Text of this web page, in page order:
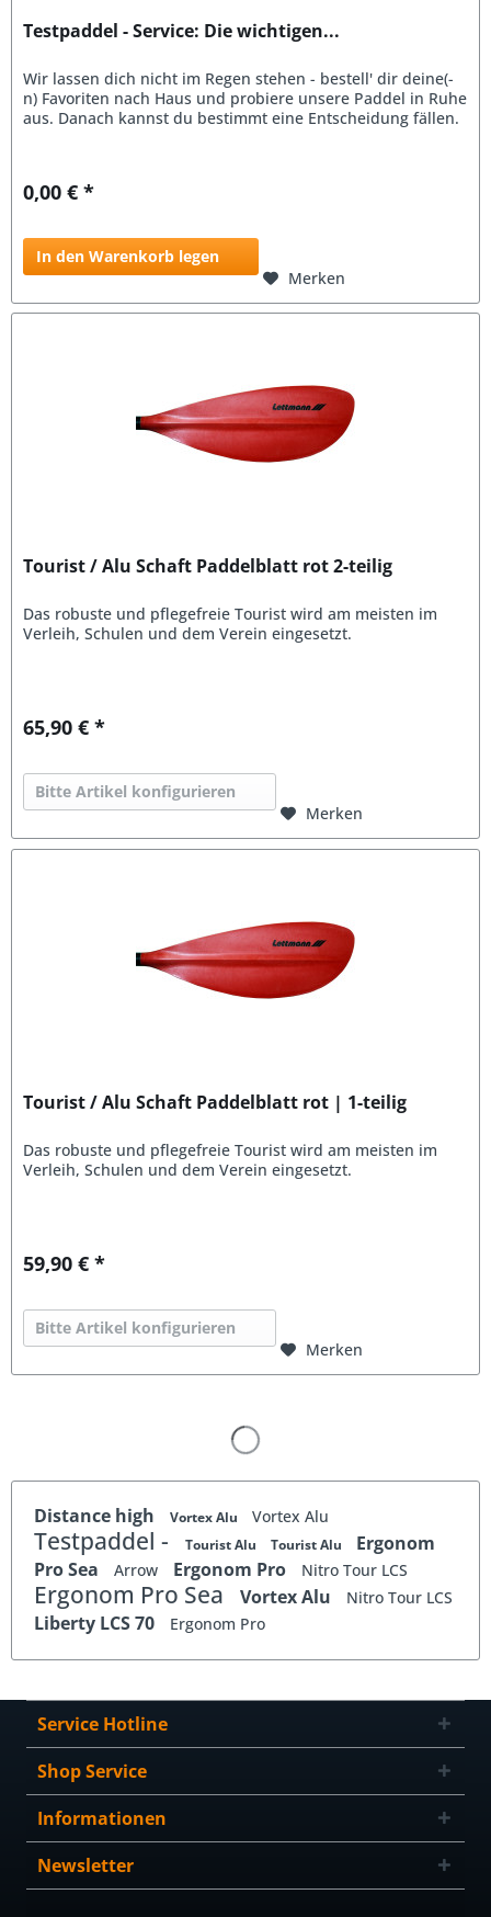
Testpaddel - Service: Die wichtigen...
Wir lassen dich nicht im Regen stehen - bestell' dir deine(-
n) Favoriten nach Haus und probiere unsere Paddel in Ruhe
aus. Danach kannst du bestimmt eine Entscheidung fällen.
0,00 € *
In den Warenkorb legen
Merken
Tourist / Alu Schaft Paddelblatt rot 2-teilig
Das robuste und pflegefreie Tourist wird am meisten im
Verleih, Schulen und dem Verein eingesetzt.
65,90 € *
Bitte Artikel konfigurieren
Merken
Tourist / Alu Schaft Paddelblatt rot | 1-teilig
Das robuste und pflegefreie Tourist wird am meisten im
Verleih, Schulen und dem Verein eingesetzt.
59,90 € *
Bitte Artikel konfigurieren
Merken
Distance high Vortex Alu Vortex Alu
Testpaddel - Tourist Alu Tourist Alu
Ergonom
Pro Sea
Arrow Ergonom Pro Nitro Tour LCS
Ergonom Pro Sea Vortex Alu Nitro Tour LCS
Liberty LCS 70 Ergonom Pro
Service Hotline
Shop Service
Informationen
Newsletter